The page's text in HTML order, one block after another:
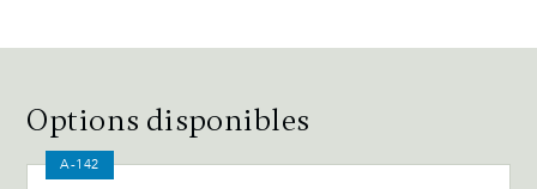
Options disponibles
A-142